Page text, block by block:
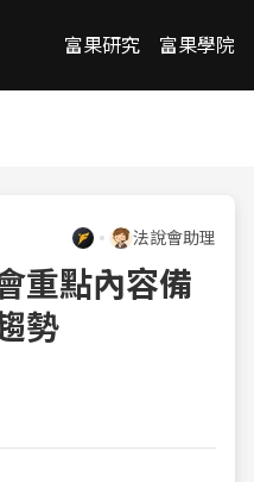
富果研究 富果學院
法說會助理
重點內容備
勢